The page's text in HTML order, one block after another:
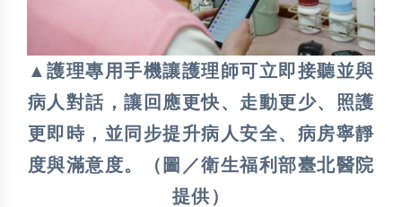
▲護理專用手機讓護理師可立即接聽並與
病人對話，讓回應更快、走動更少、照護
更即時，並同步提升病人安全、病房寧靜
度與滿意度。（圖／衛生福利部臺北醫院
提供）